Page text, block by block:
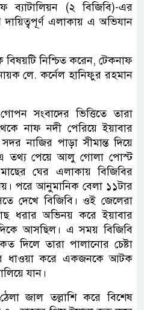
(২ বিজিবি)-এর
দায়িত্বপূর্ণ এলাকায় এ অভিযান
বিষয়টি নিশ্চিত করেন, টেকনাফ
লে. কর্নেল হানিফুর রহমান
সংবাদের ভিত্তিতে তারা
নাফ নদী পেরিয়ে ইয়াবার
নাজির পাড়া সীমান্ত দিয়ে
এ তথ্য পেয়ে আলু গোলা পোস্ট
ঘের এলাকায় বিজিবির
পরে আনুমানিক বেলা ১১টার
দেখে বিজিবি। ওই জেলেরা
ধরার অভিনয় করে ইয়াবার
দিকে আসছিল। এ সময় বিজিবি
দিলে তারা পালানোর চেষ্টা
ধাওয়া করে একজনকে আটক
যান।
জাল তল্লাশি করে বিশেষ